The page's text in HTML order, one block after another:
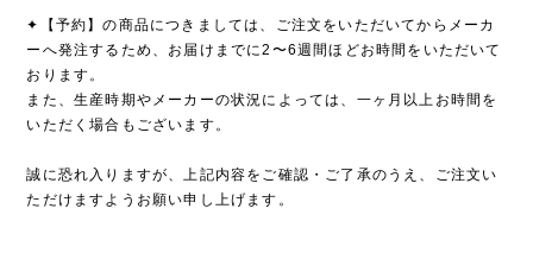
✦【予約】の商品につきましては、ご注文をいただいてからメーカ
ーへ発注するため、お届けまでに2〜6週間ほどお時間をいただいて
おります。
また、生産時期やメーカーの状況によっては、一ヶ月以上お時間を
いただく場合もございます。
誠に恐れ入りますが、上記内容をご確認・ご了承のうえ、ご注文い
ただけますようお願い申し上げます。